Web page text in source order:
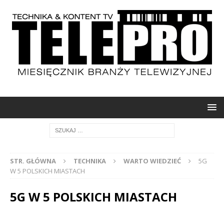
STR. GŁÓWNA TECHNIKA WARTO WIEDZIEĆ
5G
W 5 POLSKICH MIASTACH
5G W 5 POLSKICH MIASTACH